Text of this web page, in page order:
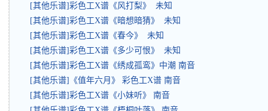
[其他乐谱]彩色工X谱《风打梨》 未知
[其他乐谱]彩色工X谱《暗想暗猜》 未知
[其他乐谱]彩色工X谱《春今》 未知
[其他乐谱]彩色工X谱《多少可恨》 未知
[其他乐谱]彩色工X谱《绣成孤鸾》中潮 南音
[其他乐谱]《值年六月》 彩色工X谱 南音
[其他乐谱]彩色工X谱《小妹听》 南音